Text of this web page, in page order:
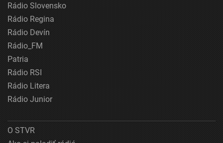
Rádio Slovensko
Rádio Regina
Rádio Devín
Rádio_FM
Patria
Rádio RSI
Rádio Litera
Rádio Junior
O STVR